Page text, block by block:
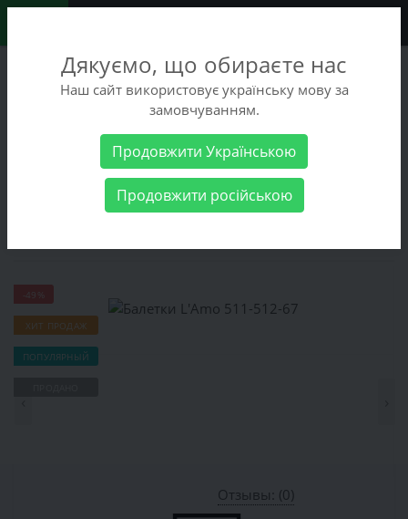
+38 (068) 486-90-09
+38 (093) 486-90-09
Женские товары Женская обувь Балетки
ХИТ ПРОДАЖ
ПОПУЛЯРНЫЙ
Отзывы: (0)
Дякуємо, що обираєте нас
Наш сайт використовує українську мову за
замовчуванням.
Продовжити Українською
Продовжити російською